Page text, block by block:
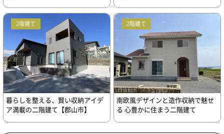
2階建て
暮らしを整える、賢い収納アイデ
ア満載の二階建て【郡山市】
2階建て
南欧風デザインと造作収納で魅せ
る 心豊かに住まう二階建て